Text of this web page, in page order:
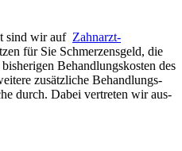
sind wir auf Zahnarzt­
für Sie Schmerzens­geld, die
Behand­lungs­kosten des
zusätzliche Behand­lungs­
durch. Dabei vertreten wir aus­